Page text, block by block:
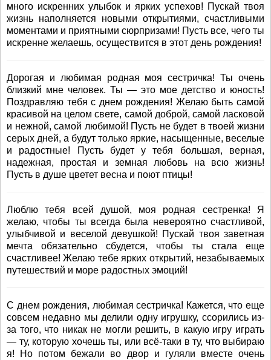
много искренних улыбок и ярких успехов! Пускай твоя
жизнь наполняется новыми открытиями, счастливыми
моментами и приятными сюрпризами! Пусть все, чего ты
искренне желаешь, осуществится в этот день рождения!
Дорогая и любимая родная моя сестричка! Ты очень
близкий мне человек. Ты — это мое детство и юность!
Поздравляю тебя с днем рождения! Желаю быть самой
красивой на целом свете, самой доброй, самой ласковой
и нежной, самой любимой! Пусть не будет в твоей жизни
серых дней, а будут только яркие, насыщенные, веселые
и радостные! Пусть будет у тебя большая, верная,
надежная, простая и земная любовь на всю жизнь!
Пусть в душе цветет весна и поют птицы!
Люблю тебя всей душой, моя родная сестренка! Я
желаю, чтобы ты всегда была невероятно счастливой,
улыбчивой и веселой девушкой! Пускай твоя заветная
мечта обязательно сбудется, чтобы ты стала еще
счастливее! Желаю тебе ярких открытий, незабываемых
путешествий и море радостных эмоций!
С днем рождения, любимая сестричка! Кажется, что еще
совсем недавно мы делили одну игрушку, ссорились из-
за того, что никак не могли решить, в какую игру играть
— ту, которую хочешь ты, или всё-таки в ту, что выбираю
я! Но потом бежали во двор и гуляли вместе очень